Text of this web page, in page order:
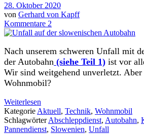
28. Oktober 2020
von Gerhard von Kapff
Kommentare 2
Nach unserem schweren Unfall mit
der Autobahn (siehe Teil 1) ist vor
Wir sind weitgehend unverletzt.
Wohnmobil?
Weiterlesen
Kategorie Aktuell, Technik, Wohnmobil
SchlagwörterAbschleppdienst, Autobahn,
Pannendienst, Slowenien, Unfall